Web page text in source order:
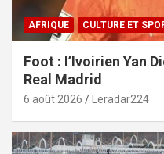
AFRIQUE CULTURE ET
Foot : l’Ivoirien Yan
Real Madrid
6 août 2026 Leradar224